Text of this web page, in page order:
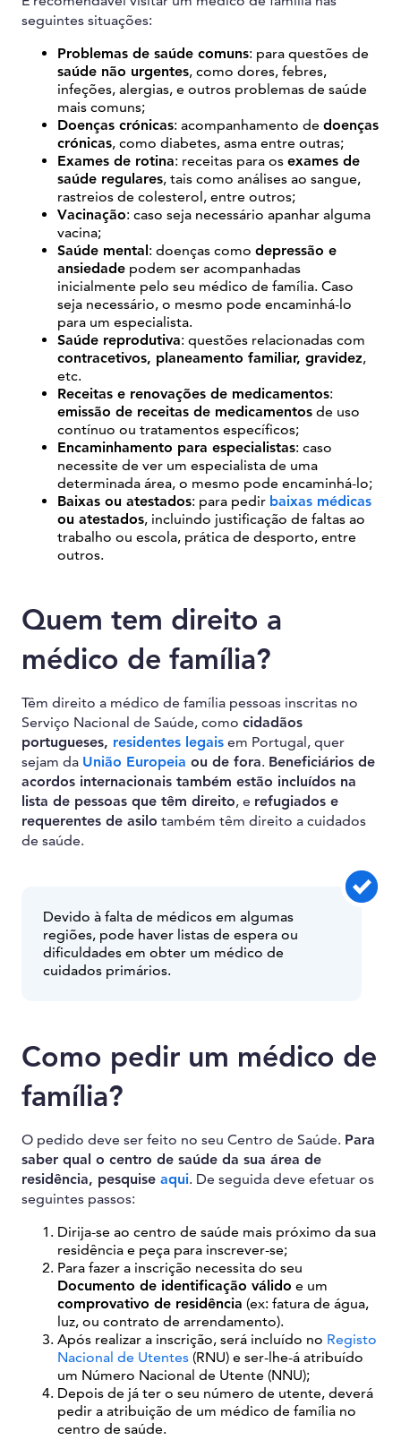
seguintes situações:
Problemas de saúde comuns: para questões de
saúde não urgentes, como dores, febres,
infeções, alergias, e outros problemas de saúde
mais comuns;
Doenças crónicas: acompanhamento de doenças
crónicas, como diabetes, asma entre outras;
Exames de rotina: receitas para os exames de
saúde regulares, tais como análises ao sangue,
rastreios de colesterol, entre outros;
Vacinação: caso seja necessário apanhar alguma
vacina;
Saúde mental: doenças como depressão e
ansiedade podem ser acompanhadas
inicialmente pelo seu médico de família. Caso
seja necessário, o mesmo pode encaminhá-lo
para um especialista.
Saúde reprodutiva: questões relacionadas com
contracetivos, planeamento familiar, gravidez,
etc.
Receitas e renovações de medicamentos:
emissão de receitas de medicamentos de uso
contínuo ou tratamentos específicos;
Encaminhamento para especialistas: caso
necessite de ver um especialista de uma
determinada área, o mesmo pode encaminhá-lo;
Baixas ou atestados: para pedir baixas médicas
ou atestados, incluindo justificação de faltas ao
trabalho ou escola, prática de desporto, entre
outros.
Quem tem direito a
médico de família?
Têm direito a médico de família pessoas inscritas no
Serviço Nacional de Saúde, como cidadãos
portugueses, residentes legais em Portugal, quer
sejam da União Europeia ou de fora. Beneficiários de
acordos internacionais também estão incluídos na
lista de pessoas que têm direito, e refugiados e
requerentes de asilo também têm direito a cuidados
de saúde.
Devido à falta de médicos em algumas
regiões, pode haver listas de espera ou
dificuldades em obter um médico de
cuidados primários.
Como pedir um médico de
família?
O pedido deve ser feito no seu Centro de Saúde. Para
saber qual o centro de saúde da sua área de
residência, pesquise aqui. De seguida deve efetuar os
seguintes passos:
Dirija-se ao centro de saúde mais próximo da sua
residência e peça para inscrever-se;
Para fazer a inscrição necessita do seu
Documento de identificação válido e um
comprovativo de residência (ex: fatura de água,
luz, ou contrato de arrendamento).
Após realizar a inscrição, será incluído no Registo
Nacional de Utentes (RNU) e ser-lhe-á atribuído
um Número Nacional de Utente (NNU);
Depois de já ter o seu número de utente, deverá
pedir a atribuição de um médico de família no
centro de saúde.